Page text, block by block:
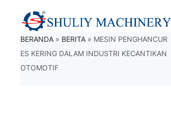
BERANDA » BERITA » MESIN PENGHANCUR
ES KERING DALAM INDUSTRI KECANTIKAN
OTOMOTIF